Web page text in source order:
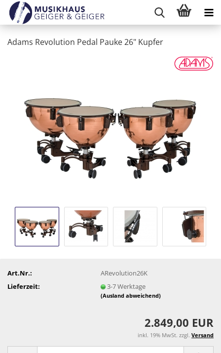
Adams Revolution Pedal Pauke 26" Kupfer
Art.Nr.:
ARevolution26K
Lieferzeit:
3-7 Werktage
(Ausland abweichend)
2.849,00 EUR
inkl. 19% MwSt. zzgl. Versand